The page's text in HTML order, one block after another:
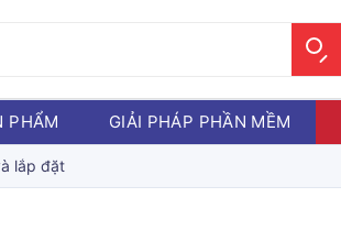
PHẨM GIẢI PHÁP PHẦN MỀM
lắp đặt